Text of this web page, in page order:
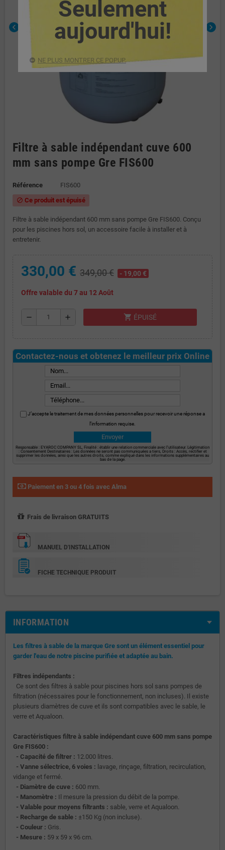
chevron_left chevron_right
Filtre à sable indépendant cuve 600
mm sans pompe Gre FIS600
Référence FIS600
block Ce produit est épuisé
Filtre à sable indépendant 600 mm sans pompe Gre FIS600. Conçu
pour les piscines hors sol, un accessoire facile à installer et à
entretenir.
330,00 € 349,00 € - 19,00 €
Offre valable du 7 au 12 Août
remove add shopping_cart ÉPUISÉ
Contactez-nous et obtenez le meilleur prix Online
J’accepte le traitement de mes données personnelles pour recevoir une réponse a
l’information requise.
Responsable : EYAROC COMPANY SL, Finalité : établir une relation commerciale avec l’utilisateur. Légitimation
: Consentement Destinataires : Les données ne seront pas communiquées a tiers, Droits : Accès, rectifier et
supprimer les données, ainsi que les autres droits, comme expliqué dans les informations supplémentaires au
bas de la page.
Paiement en 3 ou 4 fois avec Alma
Frais de livraison GRATUITS
MANUEL D'INSTALLATION
FICHE TECHNIQUE PRODUIT
INFORMATION
Les filtres à sable de la marque Gre sont un élément essentiel pour
garder l'eau de notre piscine purifiée et adaptée au bain.
Filtres indépendants :
Ce sont des filtres à sable pour piscines hors sol sans pompes de
filtration (nécessaires pour le fonctionnement, non incluses). Il existe
plusieurs diamètres de cuve et ils sont compatibles avec le sable, le
verre et Aqualoon.
Caractéristiques filtre à sable indépendant cuve 600 mm sans pompe
Gre FIS600 :
- Capacité de filtrer : 12.000 litres.
- Vanne sélectrice, 6 voies : lavage, rinçage, filtration, recirculation,
vidange et fermé.
- Diamètre de cuve : 600 mm.
- Manomètre : Il mesure la pression du débit de la pompe.
- Valable pour moyens filtrants : sable, verre et Aqualoon.
- Recharge de sable : ±150 Kg (non incluse).
- Couleur : Gris.
- Mesure : 59 x 59 x 96 cm.
Seulement
aujourd'hui!
NE PLUS MONTRER CE POPUP.